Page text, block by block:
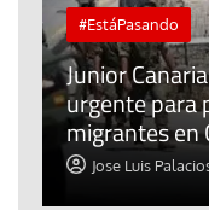
#EstáPasando
Junior
urgente para
migrantes en
Jose Luis